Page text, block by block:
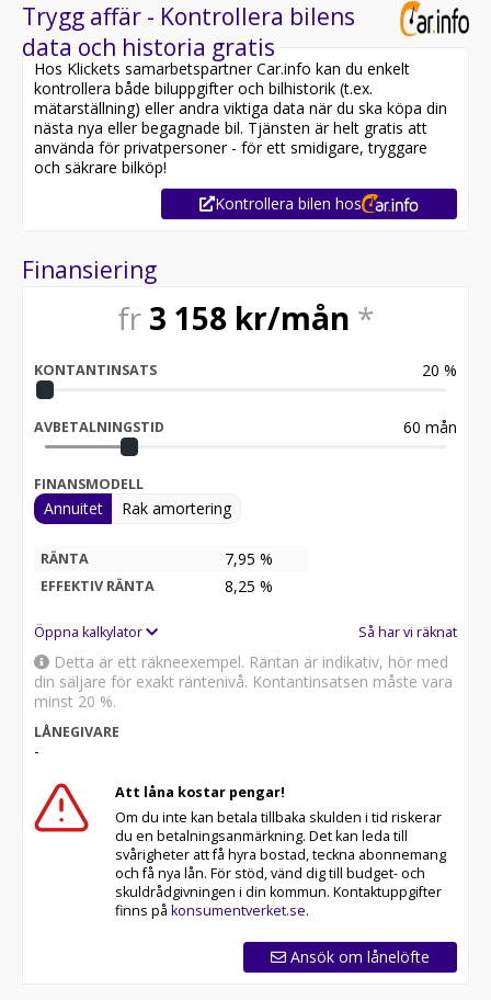
Trygg affär - Kontrollera bilens
data och historia gratis
Hos Klickets samarbetspartner Car.info kan du enkelt
kontrollera både biluppgifter och bilhistorik (t.ex.
mätarställning) eller andra viktiga data när du ska köpa din
nästa nya eller begagnade bil. Tjänsten är helt gratis att
använda för privatpersoner - för ett smidigare, tryggare
och säkrare bilköp!
Kontrollera bilen hos
Finansiering
fr 3 158 kr/mån *
KONTANTINSATS 20 %
AVBETALNINGSTID 60 mån
FINANSMODELL
Annuitet Rak amortering
RÄNTA 7,95 %
EFFEKTIV RÄNTA 8,25 %
Öppna kalkylator Så har vi räknat
Detta är ett räkneexempel. Räntan är indikativ, hör med
din säljare för exakt räntenivå. Kontantinsatsen måste vara
minst 20 %.
LÅNEGIVARE
-
Att låna kostar pengar!
Om du inte kan betala tillbaka skulden i tid riskerar
du en betalningsanmärkning. Det kan leda till
svårigheter att få hyra bostad, teckna abonnemang
och få nya lån. För stöd, vänd dig till budget- och
skuldrådgivningen i din kommun. Kontaktuppgifter
finns på konsumentverket.se.
Ansök om lånelöfte